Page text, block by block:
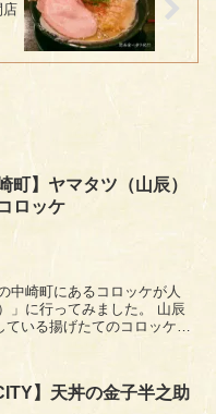
店
町】ヤマタツ（山辰）
ロッケ
行ってみました。 山辰
いる揚げたてのコロッケな
】天丼の金子半之助